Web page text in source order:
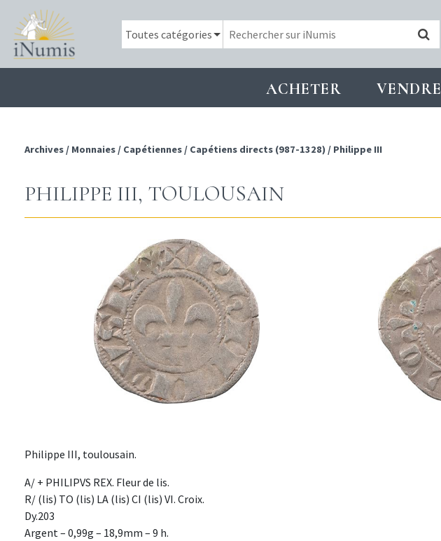
ACHETER VENDRE
Archives / Monnaies / Capétiennes / Capétiens directs (987-1328) / Philippe III
PHILIPPE III, TOULOUSAIN
Philippe III, toulousain.
A/ + PHILIPVS REX. Fleur de lis.
R/ (lis) TO (lis) LA (lis) CI (lis) VI. Croix.
Dy.203
Argent – 0,99g – 18,9mm – 9 h.